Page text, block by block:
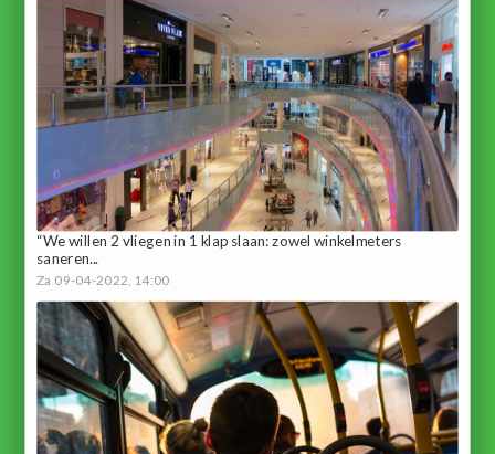
“We willen 2 vliegen in 1 klap slaan: zowel winkelmeters
saneren...
Za 09-04-2022, 14:00